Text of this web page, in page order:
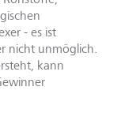
- es ist
nicht unmöglich.
kann